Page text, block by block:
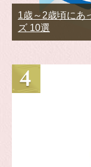
1歳～2歳頃にあ
ズ 10選